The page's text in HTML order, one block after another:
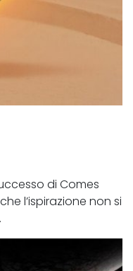
di Comes
l’ispirazione non si